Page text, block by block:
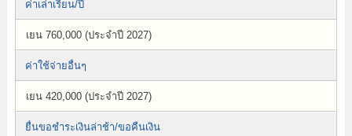
ค่าเล่าเรียน/ปี
เยน 760,000 (ประจำปี 2027)
ค่าใช้จ่ายอื่นๆ
เยน 420,000 (ประจำปี 2027)
ยื่นขอชำระเงินล่าช้า/ขอคืนเงิน